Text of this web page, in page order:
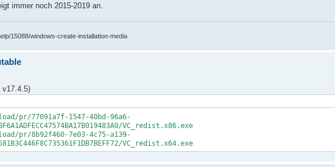
immer noch 2015-2019 an.
15088/windows-create-installation-media
v17.4.5)
pr/77091a7f-1547-40bd-96a6-
VC_redist.x86.exe
pr/8b92f460-7e03-4c75-a139-
VC_redist.x64.exe